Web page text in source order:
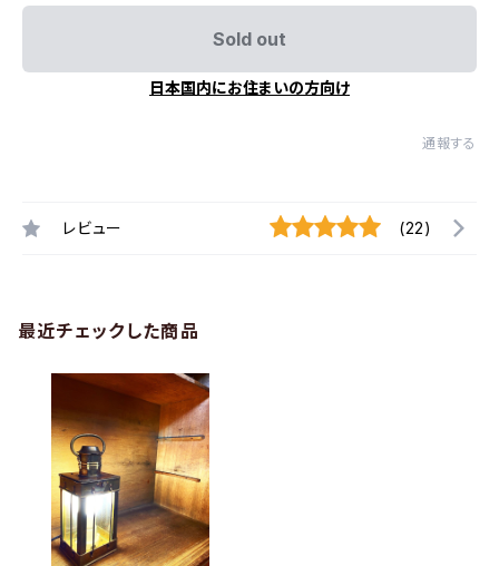
Sold out
日本国内にお住まいの方向け
通報する
レビュー (22)
最近チェックした商品